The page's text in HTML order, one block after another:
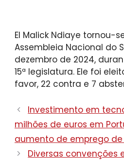
El Malick Ndiaye tornou-
Assembleia Nacional do
dezembro de 2024,
15ª legislatura. Ele foi
favor, 22 contra e 7
Investimento em
milhões de euros em
aumento de emprego de
Diversas convenções